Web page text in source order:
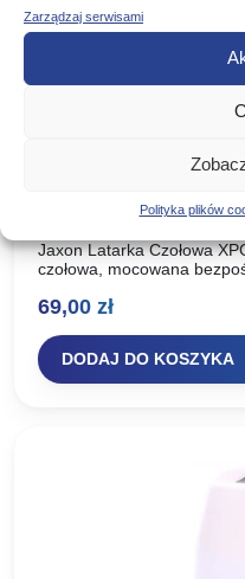
Zarządzaj serwisami
Polityka plików
Jaxon Latarka Czołowa
czołowa, mocowana
funkcję zoom co bardzo
69,00 zł
DODAJ DO KOSZYKA